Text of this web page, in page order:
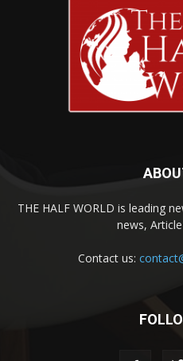
THE HALF WORLD is leading
news,
Contact us: